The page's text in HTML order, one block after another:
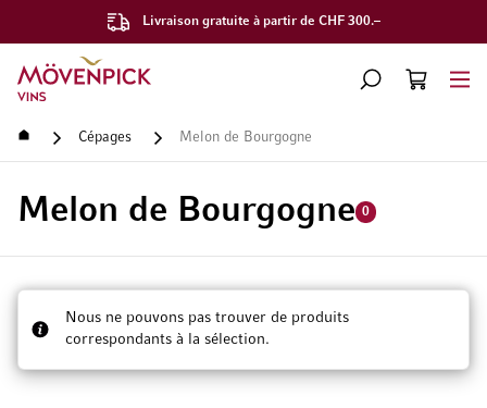
Livraison gratuite à partir de CHF 300.–
Aller à la page d'accueil
CHERCHERPANIER
Accueil Cépages Melon de Bourgogne
Melon de Bourgogne 0
Nous ne pouvons pas trouver de produits
correspondants à la sélection.